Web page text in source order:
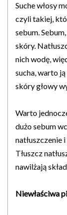
Suche włosy
czyli takiej,
sebum.
skóry.
nich wodę,
sucha, warto
skóry głowy
Warto
dużo sebum
natłuszczenie
Tłuszcz
nawilżają
Niewłaściwa